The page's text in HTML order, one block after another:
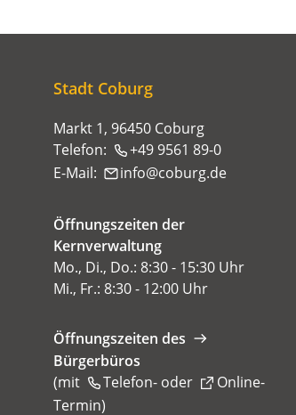
Stadt Coburg
Markt 1, 96450 Coburg
Telefon:
+49 9561 89-0
E-Mail:
info coburg de
Öffnungszeiten der
Kernverwaltung
Mo., Di., Do.: 8:30 - 15:30 Uhr
Mi., Fr.: 8:30 - 12:00 Uhr
Öffnungszeiten des
Bürgerbüros
(mit
Telefon- oder
Online-
Termin
(Öffnet)